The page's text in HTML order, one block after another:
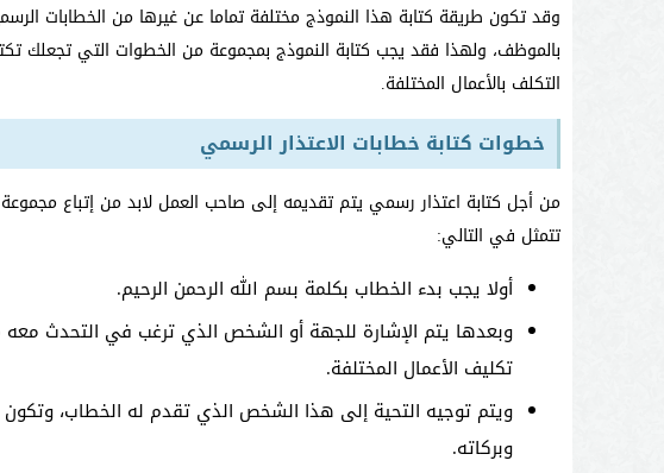
وقد تكون طريقة كتابة هذا النموذج مختلفة تماما عن غيرها من الخطابات
بالموظف، ولهذا فقد يجب كتابة النموذج بمجموعة من الخطوات التي تجعلك
التكلف بالأعمال المختلفة.
خطوات كتابة خطابات الاعتذار الرسمي
من أجل كتابة اعتذار رسمي يتم تقديمه إلى صاحب العمل لابد من إتباع
تتمثل في التالي:
أولا يجب بدء الخطاب بكلمة بسم الله الرحمن الرحيم.
وبعدها يتم الإشارة للجهة أو الشخص الذي ترغب في التحدث معه
تكليف الأعمال المختلفة.
ويتم توجيه التحية إلى هذا الشخص الذي تقدم له الخطاب، وتكون
وبركاته.